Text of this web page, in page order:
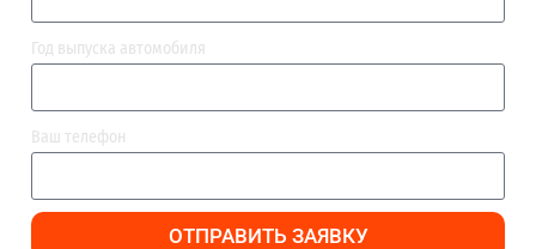
Год выпуска автомобиля
Ваш телефон
ОТПРАВИТЬ ЗАЯВКУ